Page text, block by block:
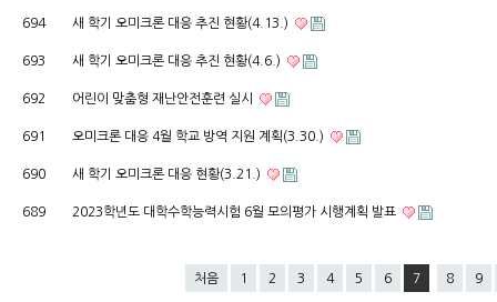
694 새 학기 오미크론 대응 추진 현황(4.13.)
693 새 학기 오미크론 대응 추진 현황(4.6.)
692 어린이 맞춤형 재난안전훈련 실시
691 오미크론 대응 4월 학교 방역 지원 계획(3.30.)
690 새 학기 오미크론 대응 현황(3.21.)
689 2023학년도 대학수학능력시험 6월 모의평가 시행계획 발표
처음 1 2 3 4 5 6 7 8 9